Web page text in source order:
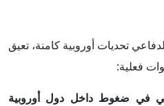
تحديات أوروبية كامنة، تعيق
فعلية:
في ضغوط داخل دول أوروبية